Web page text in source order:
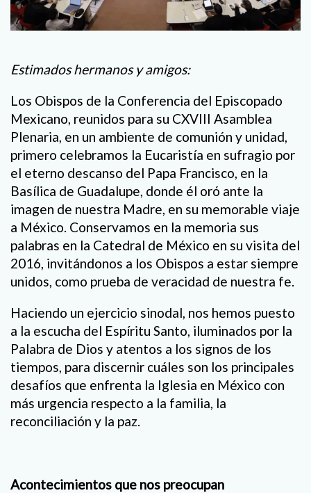
Estimados hermanos y amigos:
Los Obispos de la Conferencia del Episcopado
Mexicano, reunidos para su CXVIII Asamblea
Plenaria, en un ambiente de comunión y unidad,
primero celebramos la Eucaristía en sufragio por
el eterno descanso del Papa Francisco, en la
Basílica de Guadalupe, donde él oró ante la
imagen de nuestra Madre, en su memorable viaje
a México. Conservamos en la memoria sus
palabras en la Catedral de México en su visita del
2016, invitándonos a los Obispos a estar siempre
unidos, como prueba de veracidad de nuestra fe.
Haciendo un ejercicio sinodal, nos hemos puesto
a la escucha del Espíritu Santo, iluminados por la
Palabra de Dios y atentos a los signos de los
tiempos, para discernir cuáles son los principales
desafíos que enfrenta la Iglesia en México con
más urgencia respecto a la familia, la
reconciliación y la paz.
Acontecimientos que nos preocupan